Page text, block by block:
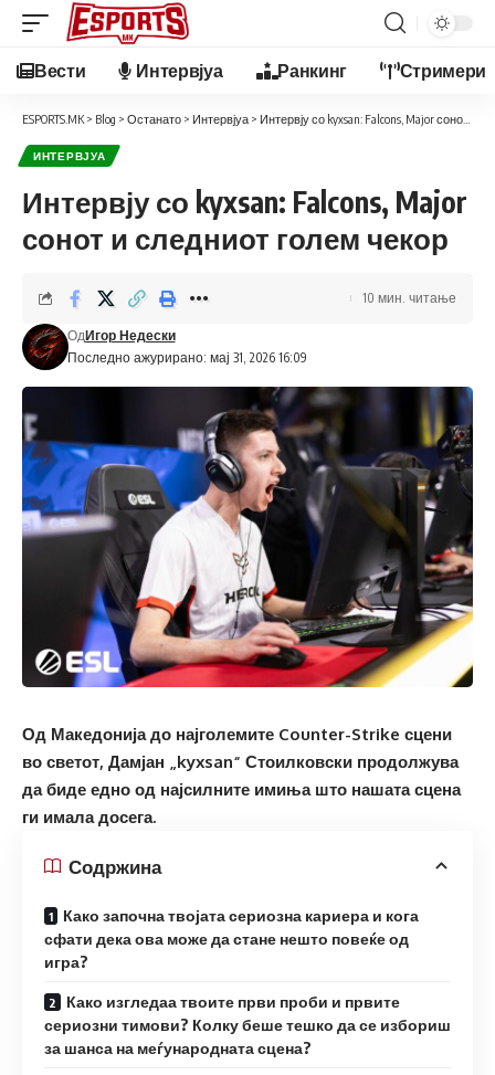
Вести Интервјуа Ранкинг Стримери
ESPORTS.MK > Blog > Останато > Интервјуа > Интервју со kyxsan: Falcons, Major сонот и следниот голем чекор
ИНТЕРВЈУА
Интервју со kyxsan: Falcons, Major
сонот и следниот голем чекор
Последно ажурирано: мај 31, 2026 16:09
ОдИгор Недески
10 мин. читање
Од Македонија до најголемите Counter-Strike сцени
во светот, Дамјан „kyxsan“ Стоилковски продолжува
да биде едно од најсилните имиња што нашата сцена
ги имала досега.
Содржина
Како започна твојата сериозна кариера и кога
сфати дека ова може да стане нешто повеќе од
игра?
Како изгледаа твоите први проби и првите
сериозни тимови? Колку беше тешко да се избориш
за шанса на меѓународната сцена?